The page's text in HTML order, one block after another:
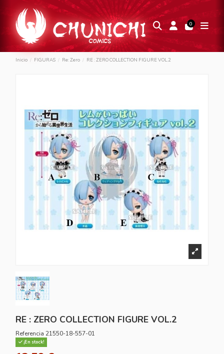
0
Inicio FIGURAS Re: Zero RE : ZERO COLLECTION FIGURE VOL.2
RE : ZERO COLLECTION FIGURE VOL.2
Referencia 21550-18-557-01
¡En stock!